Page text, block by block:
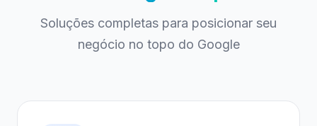
Soluções completas para posicionar seu
negócio no topo do Google